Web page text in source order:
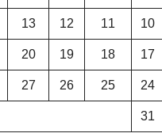
10
11
12
13
17
18
19
20
24
25
26
27
31